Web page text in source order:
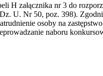
H załącznika nr 3 do
U. Nr 50, poz. 398).
osoby na
naboru